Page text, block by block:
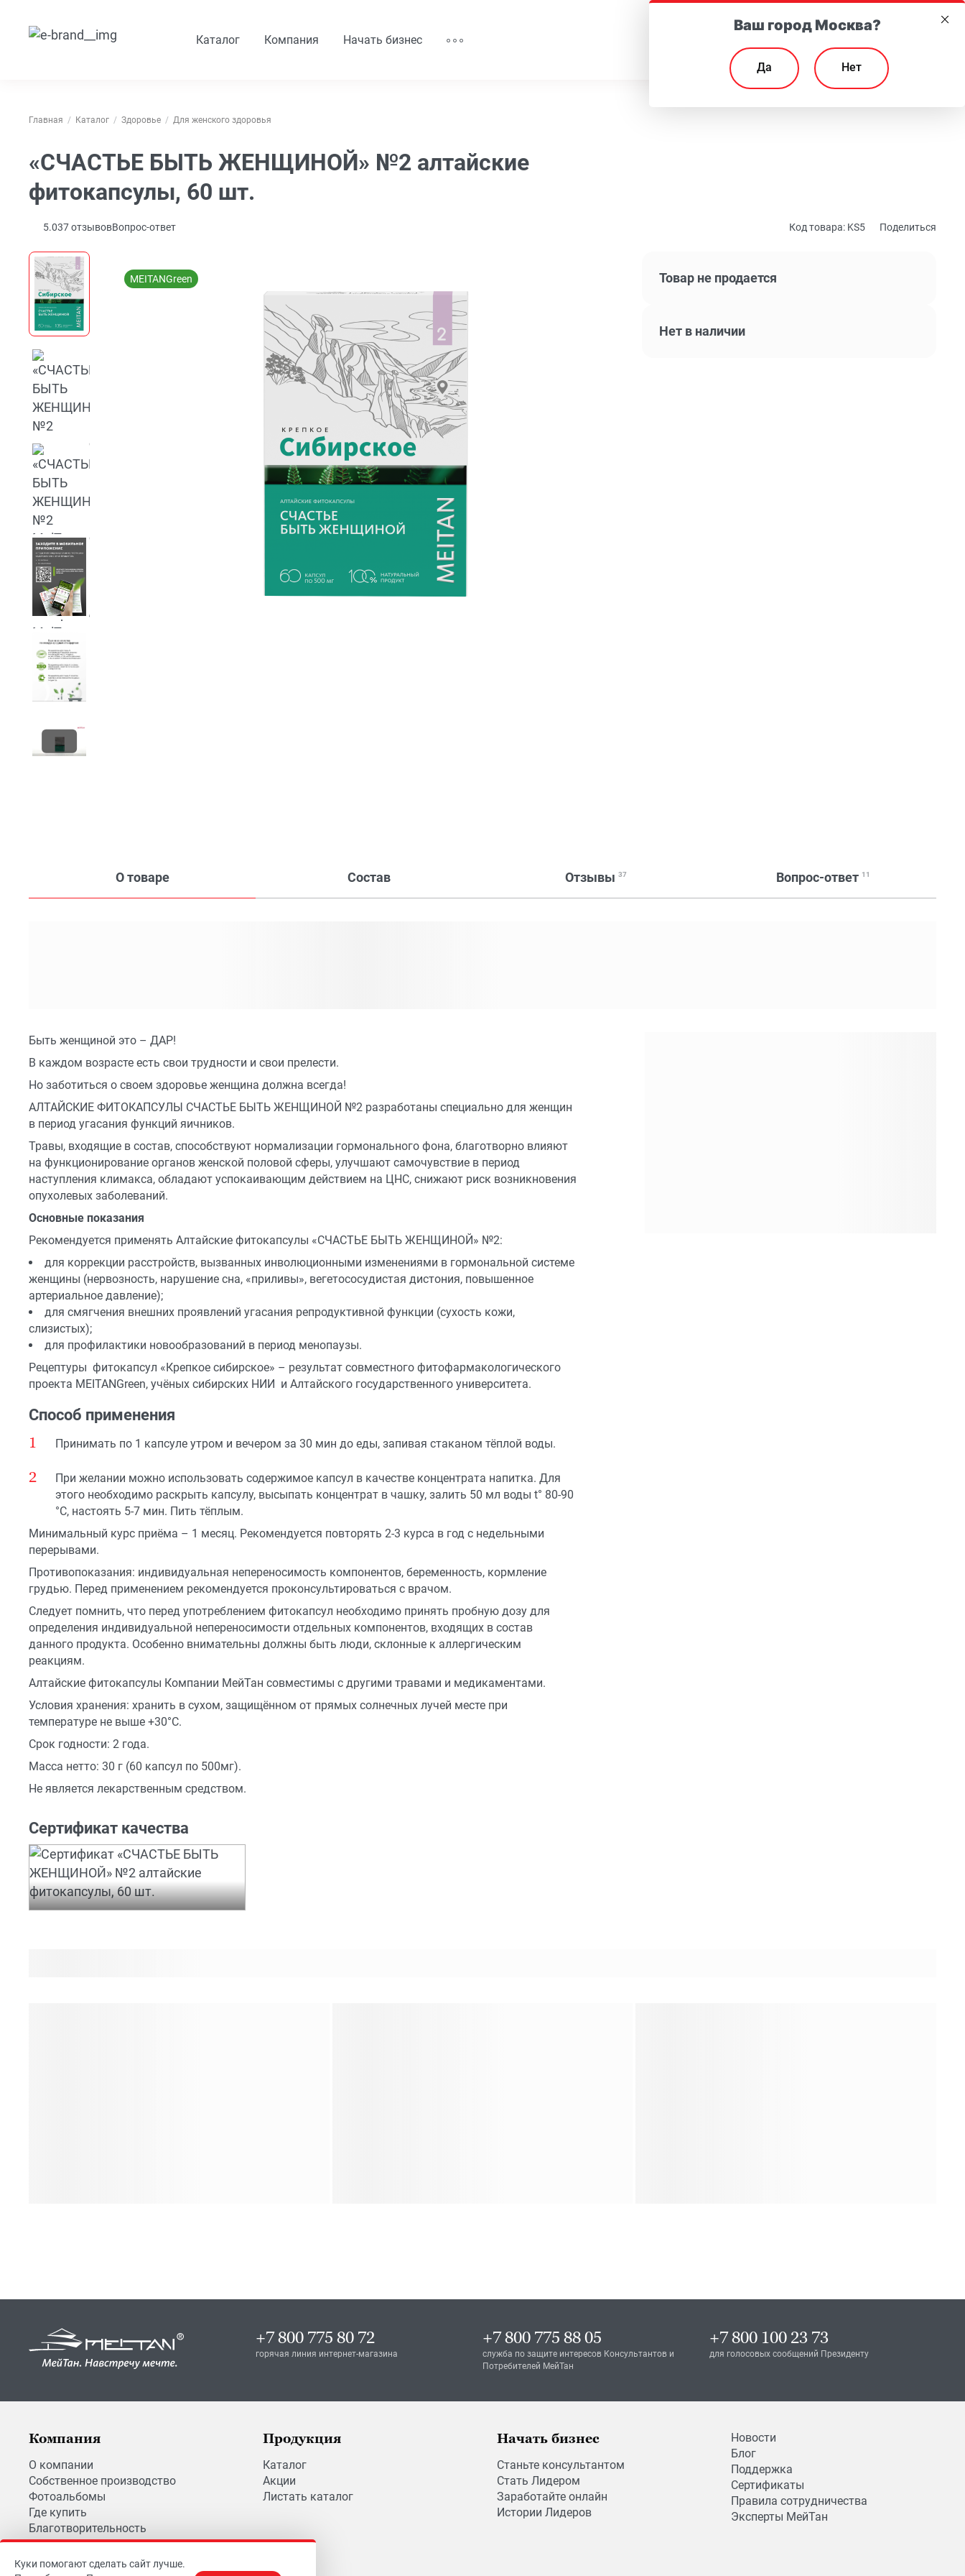
Каталог Компания Начать бизнес
Главная Каталог Здоровье Для женского здоровья
«СЧАСТЬЕ БЫТЬ ЖЕНЩИНОЙ» №2 алтайские
фитокапсулы, 60 шт.
5.037отзывовВопрос-ответ Код товара: KS5 Поделиться
MEITANGreen Товар не продается
Нет в наличии
О товаре Состав Отзывы 37 Вопрос-ответ 11
Быть женщиной это – ДАР!
В каждом возрасте есть свои трудности и свои прелести.
Но заботиться о своем здоровье женщина должна всегда!
АЛТАЙСКИЕ ФИТОКАПСУЛЫ СЧАСТЬЕ БЫТЬ ЖЕНЩИНОЙ №2 разработаны специально для женщин
в период угасания функций яичников.
Травы, входящие в состав, способствуют нормализации гормонального фона, благотворно влияют
на функционирование органов женской половой сферы, улучшают самочувствие в период
наступления климакса, обладают успокаивающим действием на ЦНС, снижают риск возникновения
опухолевых заболеваний.
Основные показания
Рекомендуется применять Алтайские фитокапсулы «СЧАСТЬЕ БЫТЬ ЖЕНЩИНОЙ» №2:
для коррекции расстройств, вызванных инволюционными изменениями в гормональной системе
женщины (нервозность, нарушение сна, «приливы», вегетососудистая дистония, повышенное
артериальное давление);
для смягчения внешних проявлений угасания репродуктивной функции (сухость кожи,
слизистых);
для профилактики новообразований в период менопаузы.
Рецептуры фитокапсул «Крепкое сибирское» – результат совместного фитофармакологического
проекта MEITANGreen, учёных сибирских НИИ и Алтайского государственного университета.
Способ применения
Принимать по 1 капсуле утром и вечером за 30 мин до еды, запивая стаканом тёплой воды.
При желании можно использовать содержимое капсул в качестве концентрата напитка. Для
этого необходимо раскрыть капсулу, высыпать концентрат в чашку, залить 50 мл воды t° 80-90
°С, настоять 5-7 мин. Пить тёплым.
Минимальный курс приёма – 1 месяц. Рекомендуется повторять 2-3 курса в год с недельными
перерывами.
Противопоказания: индивидуальная непереносимость компонентов, беременность, кормление
грудью. Перед применением рекомендуется проконсультироваться с врачом.
Следует помнить, что перед употреблением фитокапсул необходимо принять пробную дозу для
определения индивидуальной непереносимости отдельных компонентов, входящих в состав
данного продукта. Особенно внимательны должны быть люди, склонные к аллергическим
реакциям.
Алтайские фитокапсулы Компании МейТан совместимы с другими травами и медикаментами.
Условия хранения: хранить в сухом, защищённом от прямых солнечных лучей месте при
температуре не выше +30°С.
Срок годности: 2 года.
Масса нетто: 30 г (60 капсул по 500мг).
Не является лекарственным средством.
Сертификат качества
+7 800 775 80 72
горячая линия интернет-магазина
+7 800 775 88 05
служба по защите интересов Консультантов и
Потребителей МейТан
+7 800 100 23 73
для голосовых сообщений Президенту
Компания
О компании
Собственное производство
Фотоальбомы
Где купить
Благотворительность
Вакансии
Продукция
Каталог
Акции
Листать каталог
Начать бизнес
Станьте консультантом
Стать Лидером
Заработайте онлайн
Истории Лидеров
Новости
Блог
Поддержка
Сертификаты
Правила сотрудничества
Эксперты МейТан
Куки помогают сделать сайт лучше.
Ваш город Москва?
Да Нет